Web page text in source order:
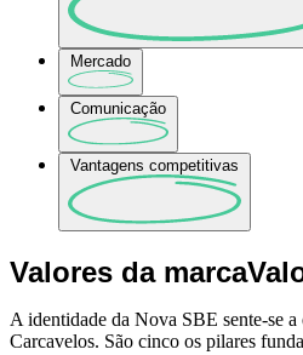
Mercado
Comunicação
Vantagens competitivas
Valores da
A identidade da Nova SBE sente-se a
Carcavelos. São cinco os pilares